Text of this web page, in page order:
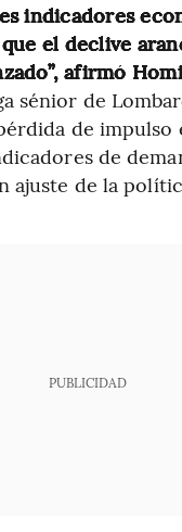
indicadores
el declive
afirmó
sénior de
de impulso
de
ajuste de la
PUBLICIDAD